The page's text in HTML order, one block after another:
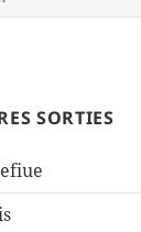
SORTIES